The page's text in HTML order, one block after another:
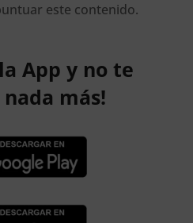
este contenido.
App y no te
más!